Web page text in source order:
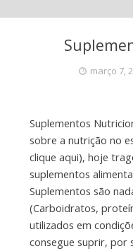
março 7,
Suplementos
sobre a nutrição no
clique aqui), hoje
suplementos
Suplementos são
(Carboidratos,
utilizados em
consegue suprir, por